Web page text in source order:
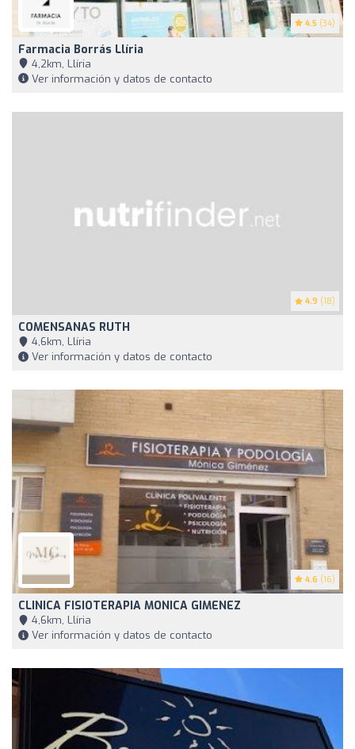
4.5 (34)
Farmacia Borrás Llíria
4,2km, Llíria
Ver información y datos de contacto
4.9 (18)
COMENSANAS RUTH
4,6km, Llíria
Ver información y datos de contacto
4.6 (16)
CLINICA FISIOTERAPIA MONICA GIMENEZ
4,6km, Llíria
Ver información y datos de contacto